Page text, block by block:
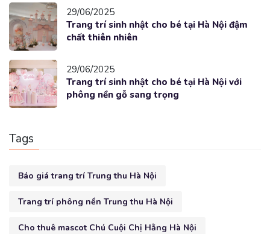
29/06/2025
Trang trí sinh nhật cho bé tại Hà Nội đậm
chất thiên nhiên
29/06/2025
Trang trí sinh nhật cho bé tại Hà Nội với
phông nền gỗ sang trọng
Tags
Báo giá trang trí Trung thu Hà Nội
Trang trí phông nền Trung thu Hà Nội
Cho thuê mascot Chú Cuội Chị Hằng Hà Nội